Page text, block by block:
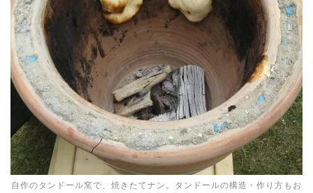
自作のタンドール窯で、焼きたてナン。タンドールの構造・作り方もお